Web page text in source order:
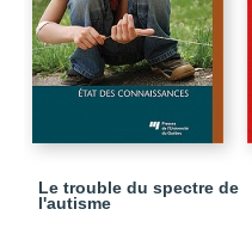
Le trouble du spectre de
l'autisme